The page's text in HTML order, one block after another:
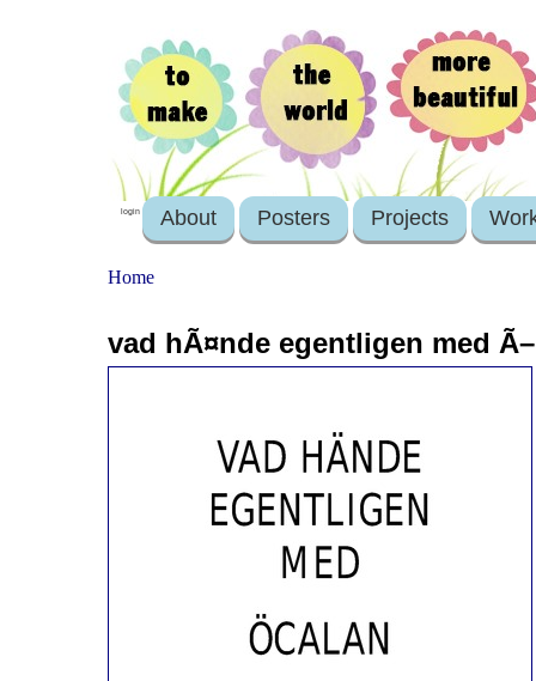
login About Posters Projects
Home
vad hÃ¤nde egentligen med